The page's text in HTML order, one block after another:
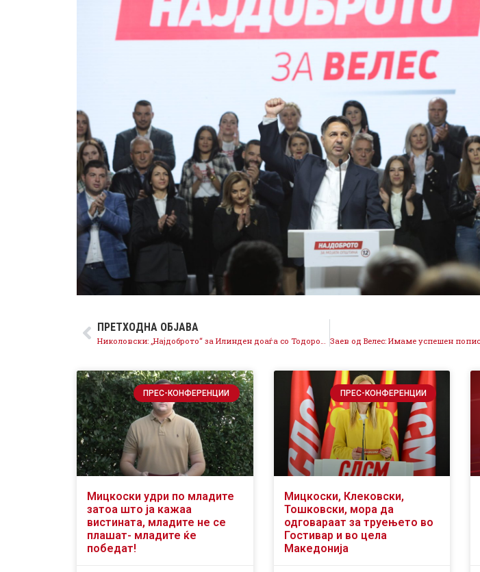
ПРЕТХОДНА ОБЈАВА
ПРЕС-КОНФЕРЕНЦИИ
Мицкоски удри по младите
затоа што ја кажаа
вистината, младите не се
плашат- младите ќе
победат!
ПРЕС-КОНФЕРЕНЦИИ
Мицкоски, Клековски,
Тошковски, мора да
одговараат за труењето во
Гостивар и во цела
Македонија